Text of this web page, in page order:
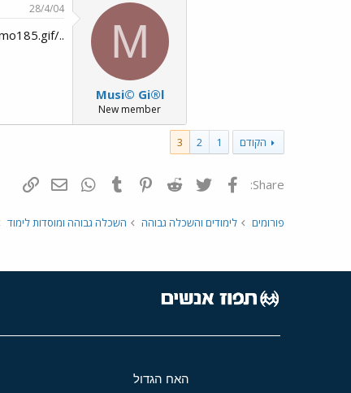
M
Musi© Gi®l
New member
28/4/04
../images/Emo185.gif יופי ../images/Emo3.gif ../images/Emo51.gif
הקודם 1
2
3
Share: פייסבוק Twitter
Reddit
Pinterest
Tumblr
WhatsApp
דואר
פורומים לימודים והשכלה גבוהה השכלה גבוהה ומוסדות לימוד
האח הגדול